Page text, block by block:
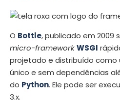
O Bottle, publicado em 2009
micro-frameworkWSGI
projetado e distribuído como
único e sem dependências
do Python. Ele pode ser
3.x.